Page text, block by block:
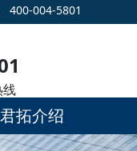
400-004-5801
君拓介绍